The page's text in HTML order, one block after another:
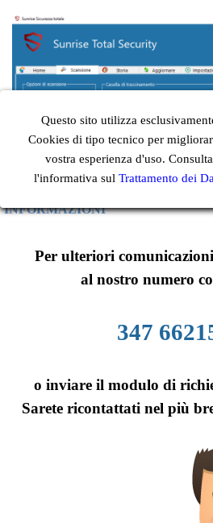
Questo sito utilizza
Cookies di tipo tecnico per
vostra esperienza d'uso. Consulta
l'informativa sul Trattamento dei
INFORMAZIONI
Per ulteriori
al nostro numero
347
o inviare il modulo di
Sarete ricontattati nel più